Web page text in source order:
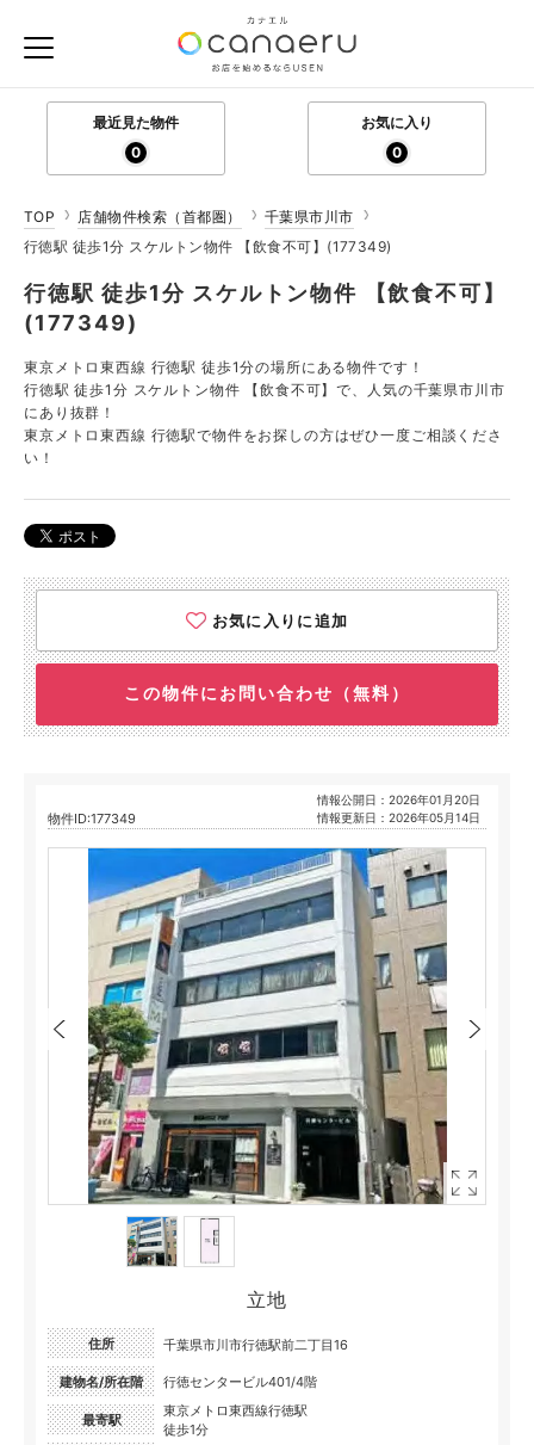
最近見た物件
0
お気に入り
0
TOP 店舗物件検索（首都圏）
千葉県市川市
行徳駅 徒歩1分 スケルトン物件 【飲食不可】(177349)
行徳駅 徒歩1分 スケルトン物件 【飲食不可】
(177349)
東京メトロ東西線 行徳駅 徒歩1分の場所にある物件です！
行徳駅 徒歩1分 スケルトン物件 【飲食不可】で、人気の千葉県市川市
にあり抜群！
東京メトロ東西線 行徳駅で物件をお探しの方はぜひ一度ご相談くださ
い！
お気に入りに追加
この物件にお問い合わせ（無料）
物件ID:177349
情報公開日：2026年01月20日
情報更新日：2026年05月14日
立地
住所 千葉県市川市行徳駅前二丁目16
建物名/所在階 行徳センタービル401/4階
最寄駅
東京メトロ東西線行徳駅
徒歩1分